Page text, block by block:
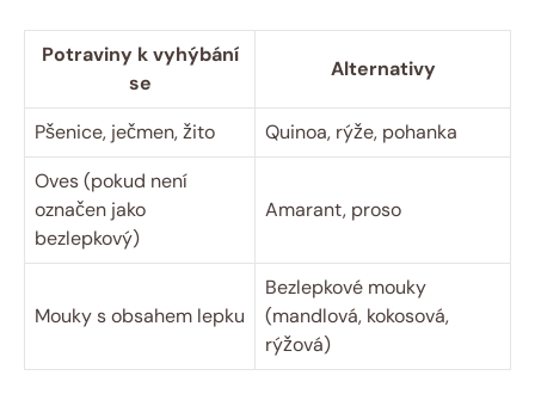
Potraviny k vyhýbání
se
Alternativy
Pšenice, ječmen, žito
Quinoa, rýže, pohanka
Oves (pokud není
označen jako
bezlepkový)
Amarant, proso
Mouky s obsahem lepku
Bezlepkové mouky
(mandlová, kokosová,
rýžová)